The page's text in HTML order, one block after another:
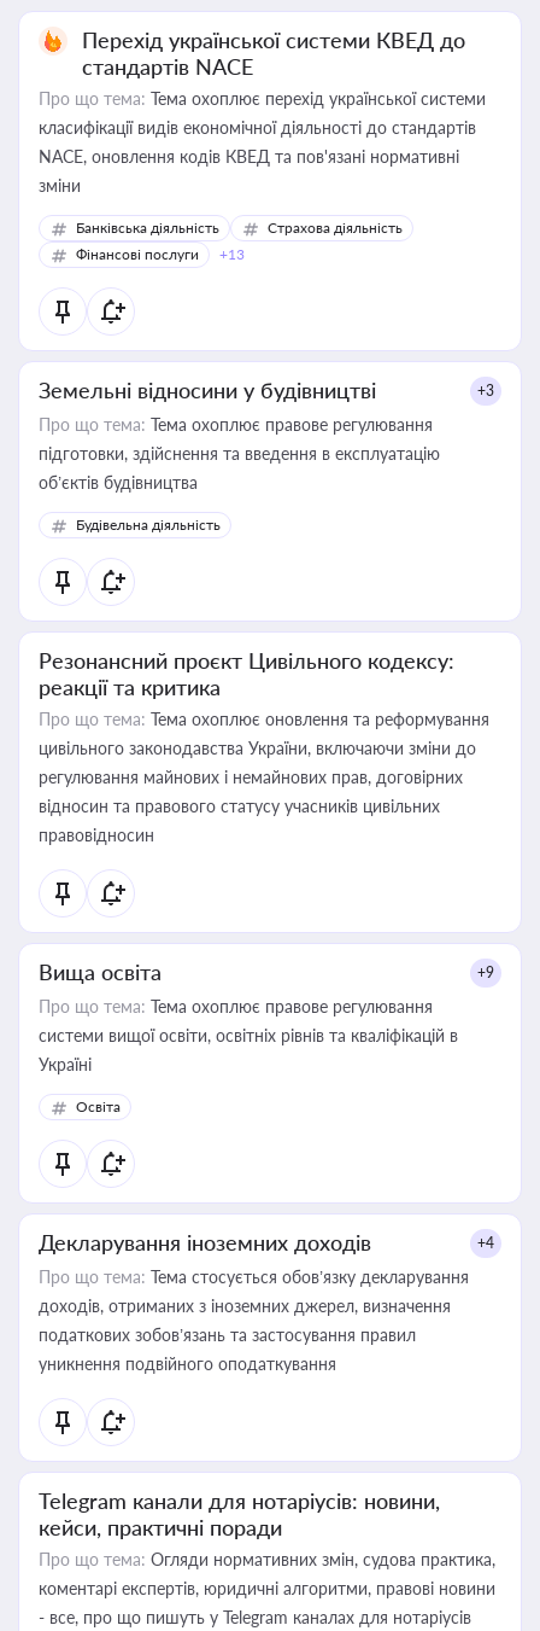
Перехід української системи КВЕД до
стандартів NACE
Про що тема: Тема охоплює перехід української системи
класифікації видів економічної діяльності до стандартів
NACE, оновлення кодів КВЕД та пов'язані нормативні
зміни
Банківська діяльність
Страхова діяльність
Фінансові послуги
+13
Земельні відносини у будівництві +3
Про що тема: Тема охоплює правове регулювання
підготовки, здійснення та введення в експлуатацію
об’єктів будівництва
Будівельна діяльність
Резонансний проєкт Цивільного кодексу:
реакції та критика
Про що тема: Тема охоплює оновлення та реформування
цивільного законодавства України, включаючи зміни до
регулювання майнових і немайнових прав, договірних
відносин та правового статусу учасників цивільних
правовідносин
Вища освіта +9
Про що тема: Тема охоплює правове регулювання
системи вищої освіти, освітніх рівнів та кваліфікацій в
Україні
Освіта
Декларування іноземних доходів +4
Про що тема: Тема стосується обов’язку декларування
доходів, отриманих з іноземних джерел, визначення
податкових зобов’язань та застосування правил
уникнення подвійного оподаткування
Telegram канали для нотаріусів: новини,
кейси, практичні поради
Про що тема: Огляди нормативних змін, судова практика,
коментарі експертів, юридичні алгоритми, правові новини
- все, про що пишуть у Telegram каналах для нотаріусів